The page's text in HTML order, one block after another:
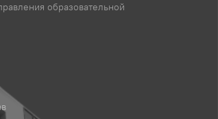
образовательной